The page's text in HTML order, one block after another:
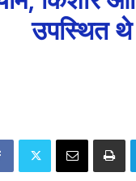
उपस्थित